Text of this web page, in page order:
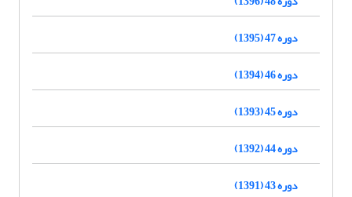
دوره 47 (1395)
دوره 46 (1394)
دوره 45 (1393)
دوره 44 (1392)
دوره 43 (1391)